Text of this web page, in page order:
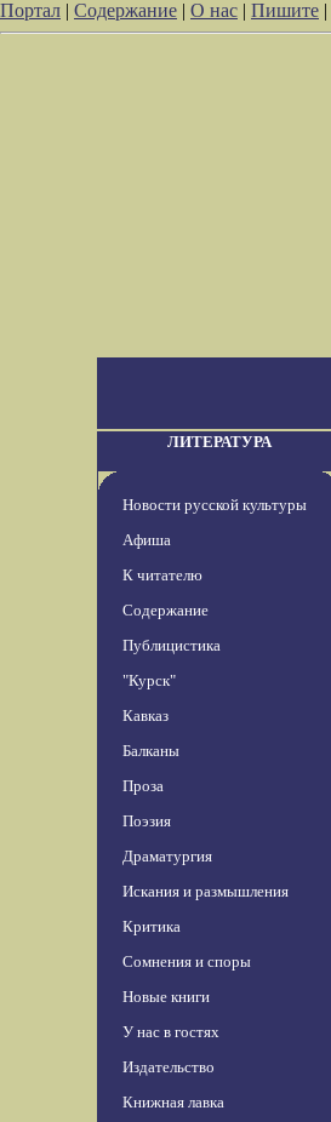
Портал | Содержание | О нас | Пишите |
ЛИТЕРАТУРА
Новости русской культуры
Афиша
К читателю
Содержание
Публицистика
"Курск"
Кавказ
Балканы
Проза
Поэзия
Драматургия
Искания и размышления
Критика
Сомнения и споры
Новые книги
У нас в гостях
Издательство
Книжная лавка